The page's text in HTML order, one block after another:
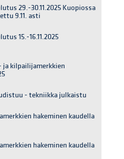
29.-30.11.2025 Kuopiossa
9.11. asti
15.-16.11.2025
kilpailijamerkkien
- tekniikka julkaistu
hakeminen kaudella
hakeminen kaudella